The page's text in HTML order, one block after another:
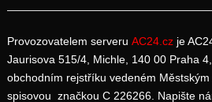
Provozovatelem serveru AC24.cz je
Jaurisova 515/4, Michle, 140 00 Praha
obchodním rejstříku vedeném
spisovou značkou C 226266. Napište